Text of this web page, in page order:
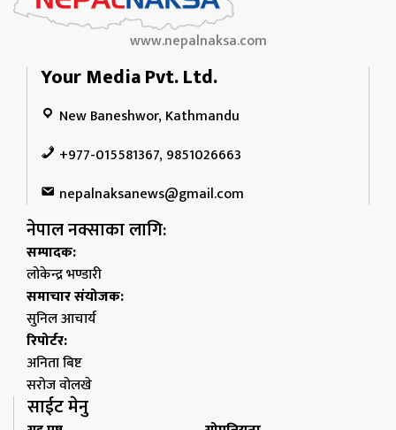
www.nepalnaksa.com
Your Media Pvt. Ltd.
New Baneshwor, Kathmandu
+977-015581367, 9851026663
nepalnaksanews@gmail.com
नेपाल नक्साका लागि:
सम्पादक:
लोकेन्द्र भण्डारी
समाचार संयोजक:
सुनिल आचार्य
रिपोर्टर:
अनिता बिष्ट
सरोज वोलखे
साईट मेनु